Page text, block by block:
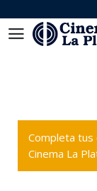
Completa tus
Cinema La